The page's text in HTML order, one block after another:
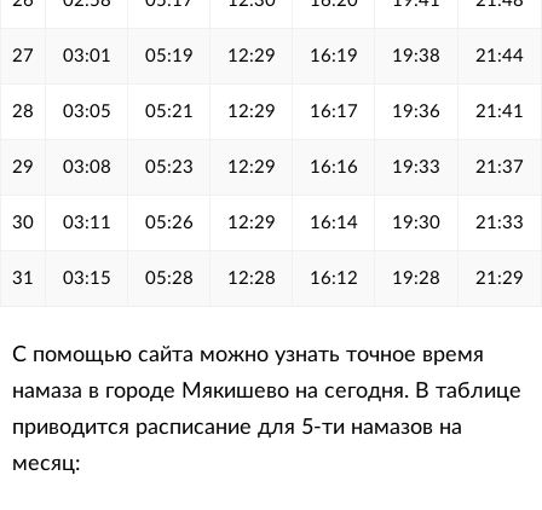
27 03:01 05:19 12:29 16:19 19:38 21:44
28 03:05 05:21 12:29 16:17 19:36 21:41
29 03:08 05:23 12:29 16:16 19:33 21:37
30 03:11 05:26 12:29 16:14 19:30 21:33
31 03:15 05:28 12:28 16:12 19:28 21:29
С помощью сайта можно узнать точное время
намаза в городе Мякишево на сегодня. В таблице
приводится расписание для 5-ти намазов на
месяц: